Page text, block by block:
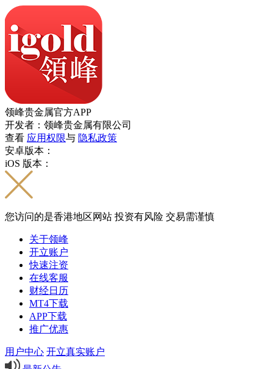
领峰贵金属官方APP
开发者：领峰贵金属有限公司
查看 应用权限与 隐私政策
安卓版本：
iOS 版本：
您访问的是香港地区网站 投资有风险 交易需谨慎
关于领峰
开立账户
快速注资
在线客服
财经日历
MT4下载
APP下载
推广优惠
用户中心 开立真实账户